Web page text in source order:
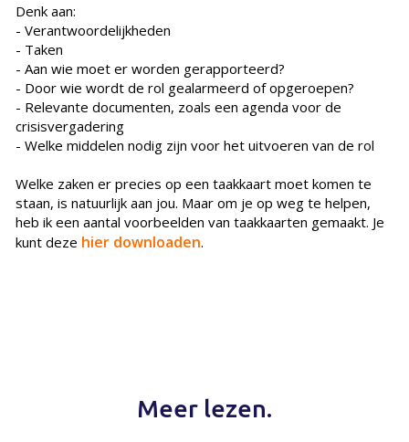
Denk aan:
- Verantwoordelijkheden
- Taken
- Aan wie moet er worden gerapporteerd?
- Door wie wordt de rol gealarmeerd of opgeroepen?
- Relevante documenten, zoals een agenda voor de
crisisvergadering
- Welke middelen nodig zijn voor het uitvoeren van de rol
Welke zaken er precies op een taakkaart moet komen te
staan, is natuurlijk aan jou. Maar om je op weg te helpen,
heb ik een aantal voorbeelden van taakkaarten gemaakt. Je
kunt deze hier downloaden.
Meer lezen.